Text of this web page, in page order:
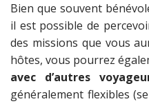
Bien que souvent
il est possible de
des missions que vous
hôtes, vous pourrez
avec d’autres
généralement flexibles